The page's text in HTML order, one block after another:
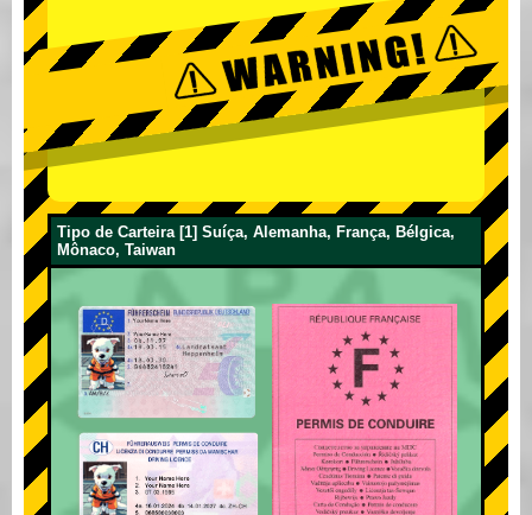
Tipo de Carteira [1] Suíça, Alemanha, França, Bélgica,
Mônaco, Taiwan